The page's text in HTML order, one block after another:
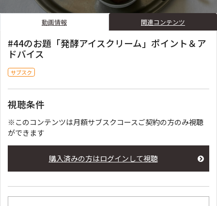
動画情報 関連コンテンツ
#44のお題「発酵アイスクリーム」ポイント＆ア
ドバイス
サブスク
視聴条件
※このコンテンツは月額サブスクコースご契約の方のみ視聴
ができます
購入済みの方はログインして視聴